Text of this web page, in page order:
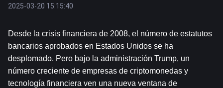
2025-03-20 15:15:40
Desde la crisis financiera de 2008, el número de estatutos
bancarios aprobados en Estados Unidos se ha
desplomado. Pero bajo la administración Trump, un
número creciente de empresas de criptomonedas y
tecnología financiera ven una nueva ventana de